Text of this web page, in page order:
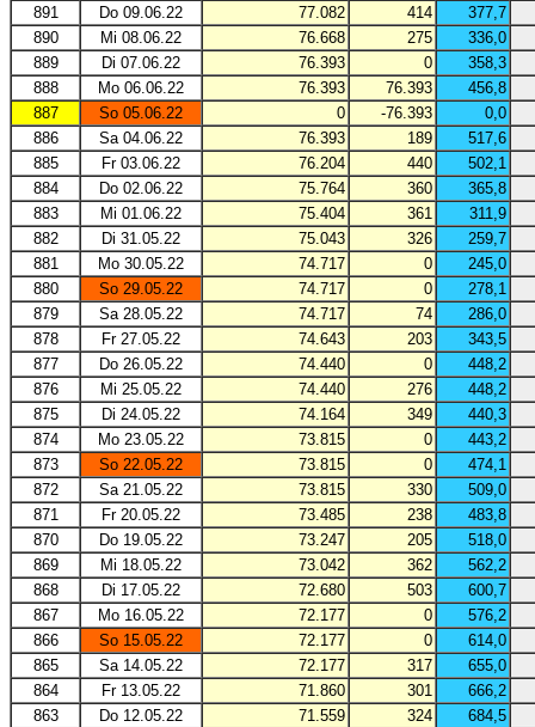
891
Do 09.06.22 77.082 414
377,7
890
Mi 08.06.22 76.668 275
336,0
889
Di 07.06.22 76.393 0
358,3
888
Mo 06.06.22 76.393 76.393
456,8
887
So 05.06.22 0 -76.393
0,0
886
Sa 04.06.22 76.393 189
517,6
885
Fr 03.06.22 76.204 440
502,1
884
Do 02.06.22 75.764 360
365,8
883
Mi 01.06.22 75.404 361
311,9
882
Di 31.05.22 75.043 326
259,7
881
Mo 30.05.22 74.717 0
245,0
880
So 29.05.22 74.717 0
278,1
879
Sa 28.05.22 74.717 74
286,0
878
Fr 27.05.22 74.643 203
343,5
877
Do 26.05.22 74.440 0
448,2
876
Mi 25.05.22 74.440 276
448,2
875
Di 24.05.22 74.164 349
440,3
874
Mo 23.05.22 73.815 0
443,2
873
So 22.05.22 73.815 0
474,1
872
Sa 21.05.22 73.815 330
509,0
871
Fr 20.05.22 73.485 238
483,8
870
Do 19.05.22 73.247 205
518,0
869
Mi 18.05.22 73.042 362
562,2
868
Di 17.05.22 72.680 503
600,7
867
Mo 16.05.22 72.177 0
576,2
866
So 15.05.22 72.177 0
614,0
865
Sa 14.05.22 72.177 317
655,0
864
Fr 13.05.22 71.860 301
666,2
863
Do 12.05.22 71.559 324
684,5